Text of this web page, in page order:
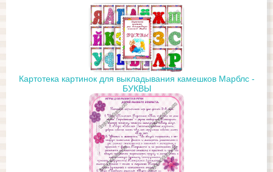
Картотека картинок для выкладывания камешков Марблс -
БУКВЫ